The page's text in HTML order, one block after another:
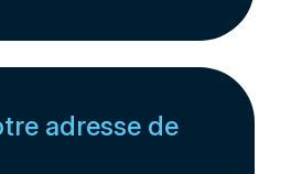
adresse de